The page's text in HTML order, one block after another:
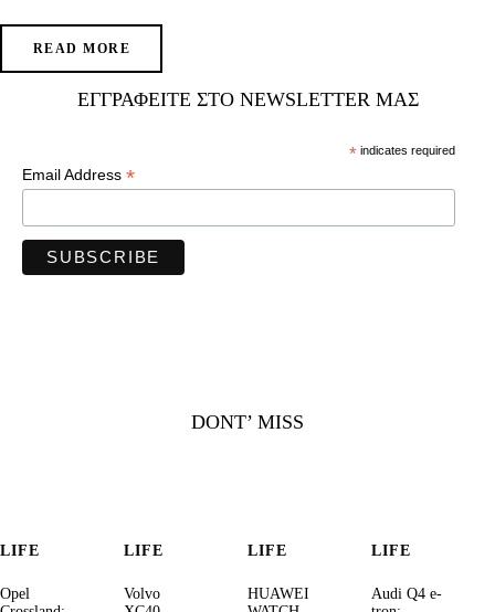
READ MORE
ΕΓΓΡΑΦΕΊΤΕ ΣΤΟ NEWSLETTER ΜΑΣ
*indicates required
Email Address *
DONT’ MISS
LIFE
Opel
LIFE
Volvo
LIFE
HUAWEI
LIFE
Audi Q4 e-